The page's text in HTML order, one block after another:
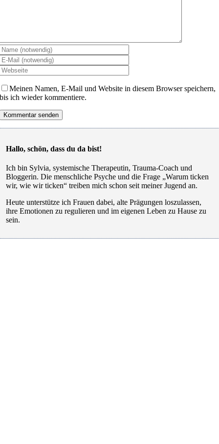
Meinen Namen, E-Mail und Website in diesem Browser speichern,
bis ich wieder kommentiere.
Hallo, schön, dass du da bist!
Ich bin Sylvia, systemische Therapeutin, Trauma-Coach und
Bloggerin. Die menschliche Psyche und die Frage „Warum ticken
wir, wie wir ticken“ treiben mich schon seit meiner Jugend an.
Heute unterstütze ich Frauen dabei, alte Prägungen loszulassen,
ihre Emotionen zu regulieren und im eigenen Leben zu Hause zu
sein.